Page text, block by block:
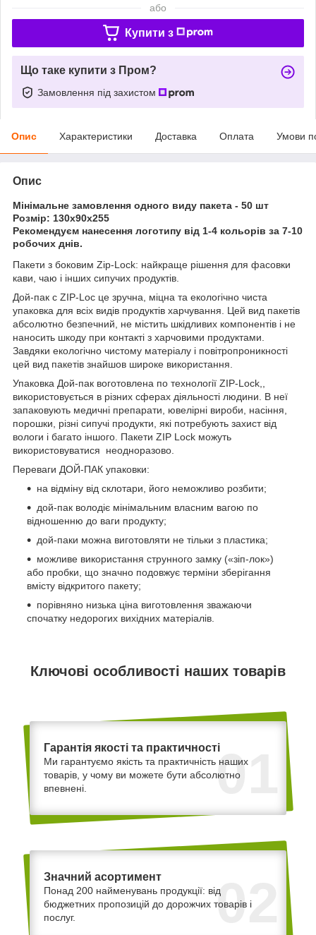
або
Купити з
Що таке купити з Пром?
Замовлення під захистом
Опис Характеристики Доставка Оплата Умови
Опис
Мінімальне замовлення одного виду пакета - 50 шт
Розмір: 130х90х255
Рекомендуєм нанесення логотипу від 1-4 кольорів за 7-10
робочих днів.
Пакети з боковим Zip-Lock: найкраще рішення для фасовки
кави, чаю і інших сипучих продуктів.
Дой-пак с ZIP-Loc це зручна, міцна та екологічно чиста
упаковка для всіх видів продуктів харчування. Цей вид пакетів
абсолютно безпечний, не містить шкідливих компонентів і не
наносить шкоду при контакті з харчовими продуктами.
Завдяки екологічно чистому матеріалу і повітропроникності
цей вид пакетів знайшов широке використання.
Упаковка Дой-пак воготовлена по технології ZIP-Lock,,
використовується в різних сферах діяльності людини. В неї
запаковують медичні препарати, ювелірні вироби, насіння,
порошки, різні сипучі продукти, які потребують захист від
вологи і багато іншого. Пакети ZIP Lock можуть
використовуватися неодноразово.
Переваги ДОЙ-ПАК упаковки:
на відміну від склотари, його неможливо розбити;
дой-пак володіє мінімальним власним вагою по
відношенню до ваги продукту;
дой-паки можна виготовляти не тільки з пластика;
можливе використання струнного замку («зіп-лок»)
або пробки, що значно подовжує терміни зберігання
вмісту відкритого пакету;
порівняно низька ціна виготовлення зважаючи
спочатку недорогих вихідних матеріалів.
Ключові особливості наших товарів
01
Гарантія якості та практичності
Ми гарантуємо якість та практичність наших
товарів, у чому ви можете бути абсолютно
впевнені.
02
Значний асортимент
Понад 200 найменувань продукції: від
бюджетних пропозицій до дорожчих товарів і
послуг.